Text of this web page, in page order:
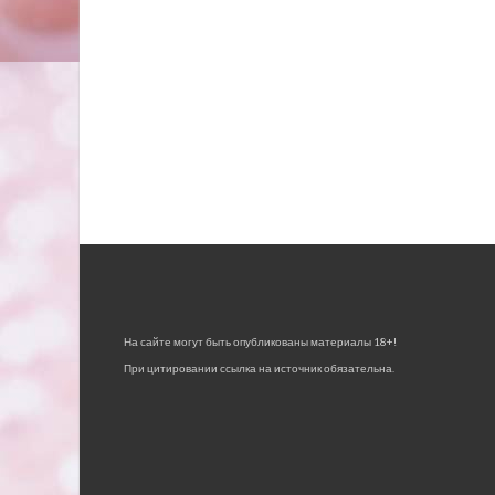
На сайте могут быть опубликованы материалы 18+!
При цитировании ссылка на источник обязательна.